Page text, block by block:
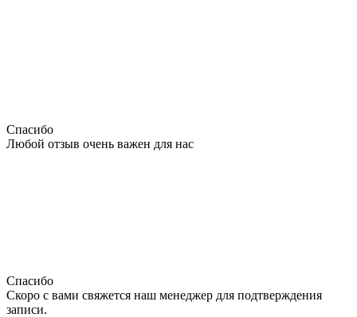
Спасибо
Любой отзыв очень важен для нас
Спасибо
Скоро с вами свяжется наш менеджер для подтверждения
записи.